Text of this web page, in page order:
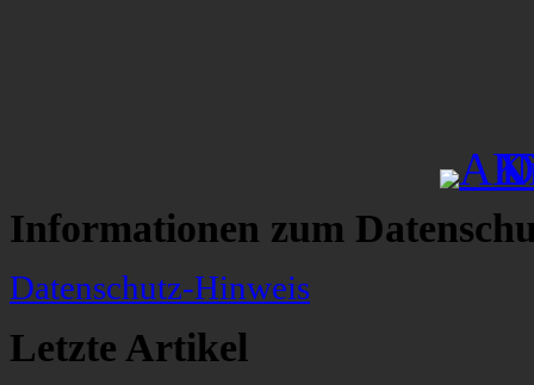
Informationen zum
Datenschutz-Hinweis
Letzte Artikel